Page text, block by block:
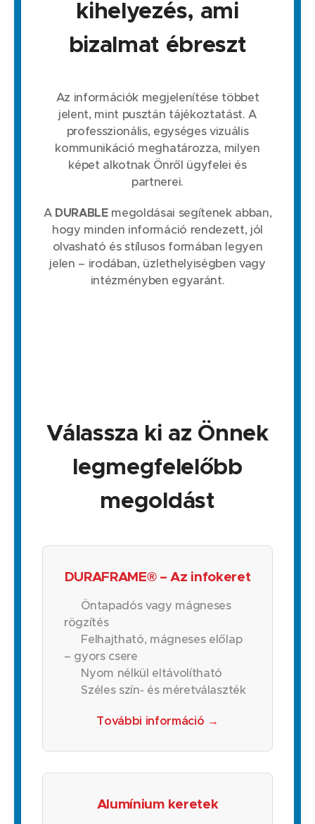
kihelyezés, ami
bizalmat ébreszt
Az információk megjelenítése többet
jelent, mint pusztán tájékoztatást. A
professzionális, egységes vizuális
kommunikáció meghatározza, milyen
képet alkotnak Önről ügyfelei és
partnerei.
A DURABLEmegoldásai segítenek abban,
hogy minden információ rendezett, jól
olvasható és stílusos formában legyen
jelen – irodában, üzlethelyiségben vagy
intézményben egyaránt.
Válassza ki az Önnek
legmegfelelőbb
megoldást
DURAFRAME® – Az infokeret
Öntapadós vagy mágneses
rögzítés
Felhajtható, mágneses előlap
– gyors csere
Nyom nélkül eltávolítható
Széles szín- és méretválaszték
További információ →
Alumínium keretek